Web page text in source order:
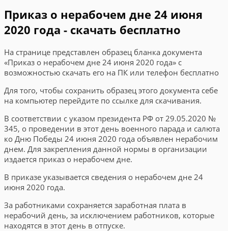
Приказ о нерабочем дне 24 июня
2020 года - скачать бесплатно
На странице представлен образец бланка документа
«Приказ о нерабочем дне 24 июня 2020 года» с
возможностью скачать его на ПК или телефон бесплатно
Для того, чтобы сохранить образец этого документа себе
на компьютер перейдите по ссылке для скачивания.
В соответствии с указом президента РФ от 29.05.2020 №
345, о проведении в этот день военного парада и салюта
ко Дню Победы 24 июня 2020 года объявлен нерабочим
днем. Для закрепления данной нормы в организации
издается приказ о нерабочем дне.
В приказе указывается сведения о нерабочем дне 24
июня 2020 года.
За работниками сохраняется заработная плата в
нерабочий день, за исключением работников, которые
находятся в этот день в отпуске.